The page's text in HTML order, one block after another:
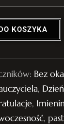
KOSZYKA
Bez
,
,
,